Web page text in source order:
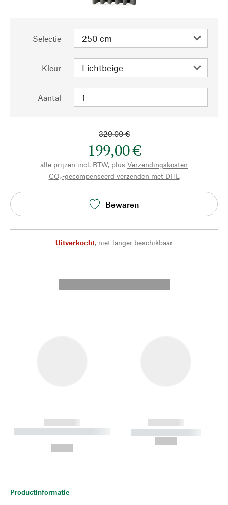
Selectie
Kleur
Aantal
329,00 €
199,00 €
alle prijzen incl. BTW, plus Verzendingskosten
CO₂-gecompenseerd verzenden met DHL
Bewaren
Uitverkocht, niet langer beschikbaar
------------
----------- ----------- --------
------------
----------- -----------
Productinformatie